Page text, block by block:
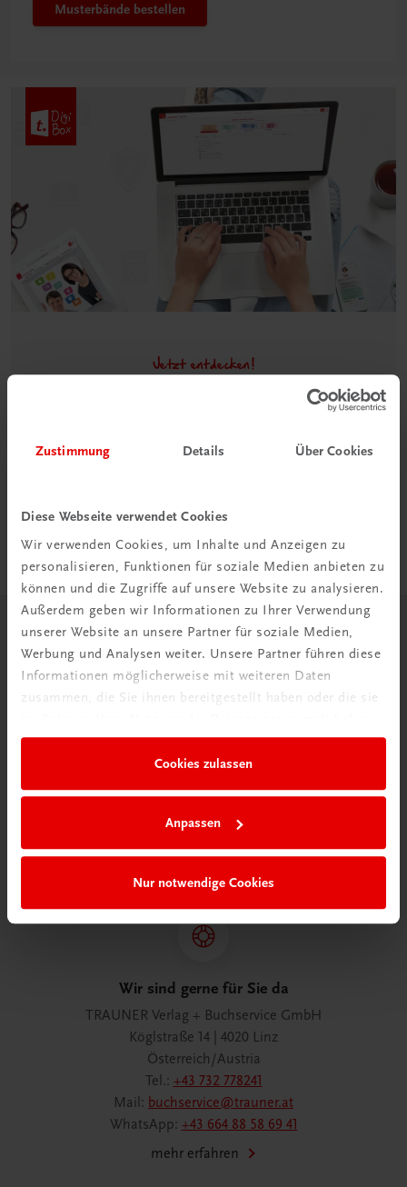
Zustimmung Details Über Cookies
Diese Webseite verwendet Cookies
Wir verwenden Cookies, um Inhalte und Anzeigen zu
personalisieren, Funktionen für soziale Medien anbieten zu
können und die Zugriffe auf unsere Website zu analysieren.
Außerdem geben wir Informationen zu Ihrer Verwendung
unserer Website an unsere Partner für soziale Medien,
Werbung und Analysen weiter. Unsere Partner führen diese
Informationen möglicherweise mit weiteren Daten
zusammen, die Sie ihnen bereitgestellt haben oder die sie
Cookies zulassen
Anpassen
Nur notwendige Cookies
Musterbände bestellen
Jetzt entdecken!
Lehrer/innen-Begleitpakete in
der TRAUNER-DigiBox
an Services an, die Ihr Leben als Lehrer/in ein Stück
DigiBox für Lehrer/innen
Herzlich willkommen bei TRAUNER!
Wir über uns
Wir sind ein österreichisches Familienunternehmen mit
Begeisterung für unsere Produkte.
Wir sind gerne für Sie da
TRAUNER Verlag + Buchservice GmbH
Köglstraße 14 | 4020 Linz
Österreich/Austria
Tel.: +43 732 778241
Mail: buchservice@trauner.at
WhatsApp: +43 664 88 58 69 41
mehr erfahren